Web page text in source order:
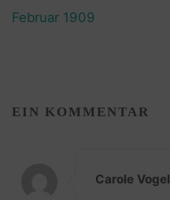
Februar 1909
EIN KOMMENTAR
Carole Vogel